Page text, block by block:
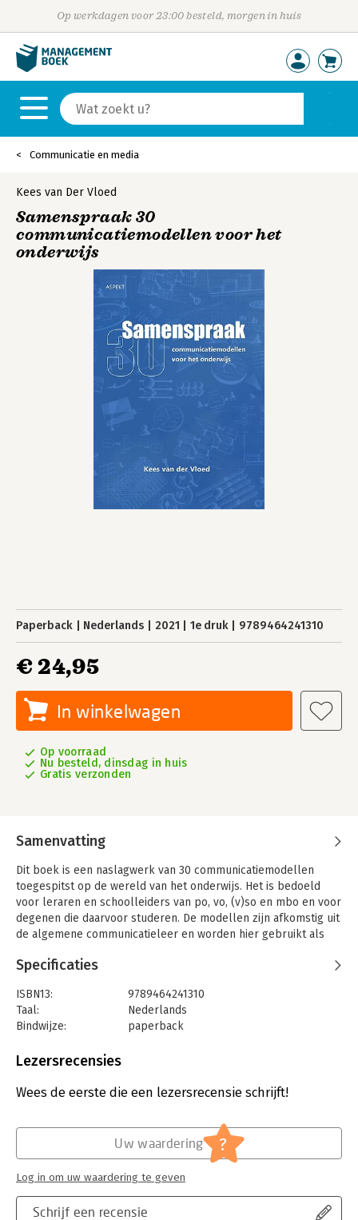
Op werkdagen voor 23:00 besteld, morgen in huis
Communicatie en media
Kees van Der Vloed
Samenspraak 30
communicatiemodellen voor het
onderwijs
Paperback Nederlands 2021 1e druk 9789464241310
€ 24,95
In winkelwagen
Op voorraad
Nu besteld, dinsdag in huis
Gratis verzonden
Samenvatting
Dit boek is een naslagwerk van 30 communicatiemodellen
toegespitst op de wereld van het onderwijs. Het is bedoeld
voor leraren en schoolleiders van po, vo, (v)so en mbo en voor
degenen die daarvoor studeren. De modellen zijn afkomstig uit
de algemene communicatieleer en worden hier gebruikt als
om communicatieve vaardigheden
Uitgangspunt van dit boek is dat effectieve communicatie
essentieel is voor goed onderwijs.
De beschrijving van elk model bevat een duidelijke uitleg,
praktische toepassingen, verwerkingsopdrachten en enige
achtergrondinformatie over de herkomst en geschiedenis van
het model.
Specificaties
ISBN13:
9789464241310
Taal:
Nederlands
Bindwijze:
paperback
Uitgever:
Verschijningsdatum:
15-6-2021
Communicatie en media
Lezersrecensies
Wees de eerste die een lezersrecensie schrijft!
Schrijf een recensie
Uw waardering ?
Log in om uw waardering te geven